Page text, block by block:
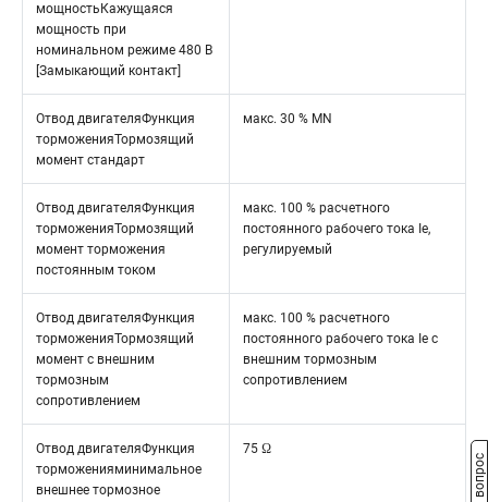
мощностьКажущаяся
мощность при
номинальном режиме 480 В
[Замыкающий контакт]
Отвод двигателяФункция
торможенияТормозящий
момент стандарт
макс. 30 % MN
Отвод двигателяФункция
торможенияТормозящий
момент торможения
постоянным током
макс. 100 % расчетного
постоянного рабочего тока Ie,
регулируемый
Отвод двигателяФункция
торможенияТормозящий
момент с внешним
тормозным
сопротивлением
макс. 100 % расчетного
постоянного рабочего тока Ie с
внешним тормозным
сопротивлением
Отвод двигателяФункция
торможенияминимальное
внешнее тормозное
75 Ω